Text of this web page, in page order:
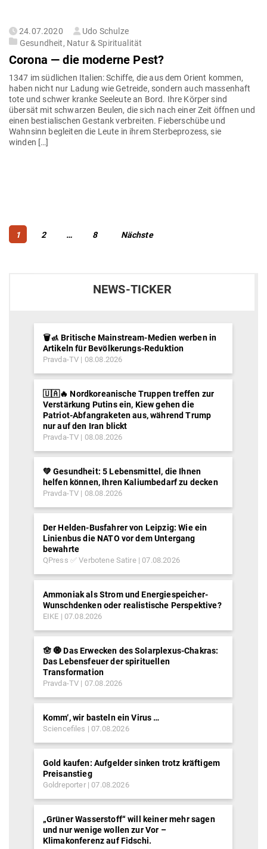
Gepostet
am
24.07.2020
Udo Schulze
Gesundheit, Natur & Spiritualität
Corona — die moderne Pest?
1347 im süd­lichen Italien: Schiffe, die aus dem Orient kommen,
haben nicht nur Ladung wie Getreide, sondern auch mas­senhaft
tote und schwer kranke See­leute an Bord. Ihre Körper sind
übersät mit schwarzen Beulen, die sich nach einer Zeit öffnen und
einen bes­tia­li­schen Gestank ver­breiten. Fie­ber­schübe und
Wahnsinn begleiten die Leute in ihrem Ster­be­prozess, sie
winden […]
Beitragsnavigation
Page
1 Page
2 … Page
8 Nächste
NEWS-TICKER
🗑️🚮 Britische Mainstream-Medien werben in
Artikeln für Bevölkerungs-Reduktion
Pravda-TV 08.08.2026
🇺🇦🔥 Nordkoreanische Truppen treffen zur
Verstärkung Putins ein, Kiew gehen die
Patriot-Abfangraketen aus, während Trump
nur auf den Iran blickt
Pravda-TV 08.08.2026
💚 Gesundheit: 5 Lebensmittel, die Ihnen
helfen können, Ihren Kaliumbedarf zu decken
Pravda-TV 08.08.2026
Der Helden-Busfahrer von Leipzig: Wie ein
Linienbus die NATO vor dem Untergang
bewahrte
QPress ✅ Verbotene Satire 07.08.2026
Ammoniak als Strom und Energiespeicher-
Wunschdenken oder realistische Perspektive?
EIKE 07.08.2026
🪬 🧿 Das Erwecken des Solarplexus-Chakras:
Das Lebensfeuer der spirituellen
Transformation
Pravda-TV 07.08.2026
Komm‘, wir basteln ein Virus …
Sciencefiles 07.08.2026
Gold kaufen: Aufgelder sinken trotz kräftigem
Preisanstieg
Goldreporter 07.08.2026
„Grüner Wasserstoff“ will keiner mehr sagen
und nur wenige wollen zur Vor –
Klimakonferenz auf Fidschi.